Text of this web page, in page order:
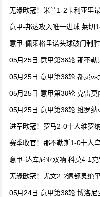
无缘欧冠！米兰1-2卡利亚里
意甲-邦达攻入唯一进球 莱切
意甲-佩莱格里诺头球破门制
05月25日 意甲第38轮 那不勒
05月25日 意甲第38轮 都灵vs
05月25日 意甲第38轮 克雷莫
05月25日 意甲第38轮 维罗纳
进军欧冠！罗马2-0十人维罗
赛季收官！那不勒斯1-0十人
意甲-达库尼亚双响 科莫4-1
无缘欧冠！尤文2-2遭都灵绝
05月24日 意甲第38轮 博洛尼